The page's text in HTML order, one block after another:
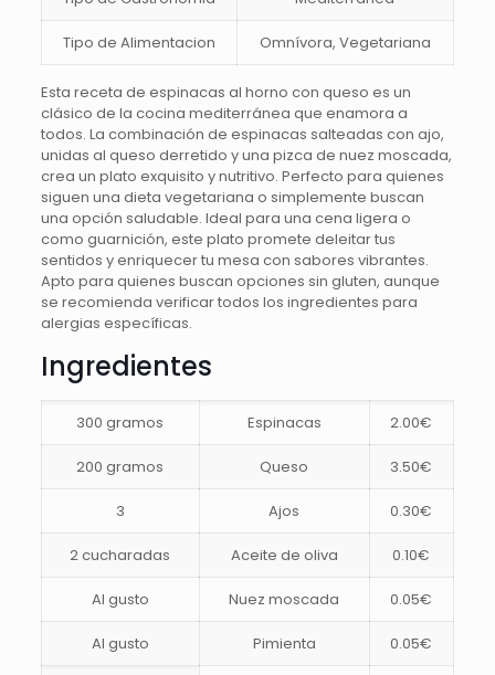
Tipo de Alimentacion Omnívora, Vegetariana
Esta receta de espinacas al horno con queso es un
clásico de la cocina mediterránea que enamora a
todos. La combinación de espinacas salteadas con ajo,
unidas al queso derretido y una pizca de nuez moscada,
crea un plato exquisito y nutritivo. Perfecto para quienes
siguen una dieta vegetariana o simplemente buscan
una opción saludable. Ideal para una cena ligera o
como guarnición, este plato promete deleitar tus
sentidos y enriquecer tu mesa con sabores vibrantes.
Apto para quienes buscan opciones sin gluten, aunque
se recomienda verificar todos los ingredientes para
alergias específicas.
Ingredientes
300 gramos Espinacas 2.00€
200 gramos Queso 3.50€
3 Ajos 0.30€
2 cucharadas Aceite de oliva 0.10€
Al gusto Nuez moscada 0.05€
Al gusto Pimienta 0.05€